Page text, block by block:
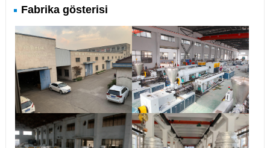
Fabrika gösterisi